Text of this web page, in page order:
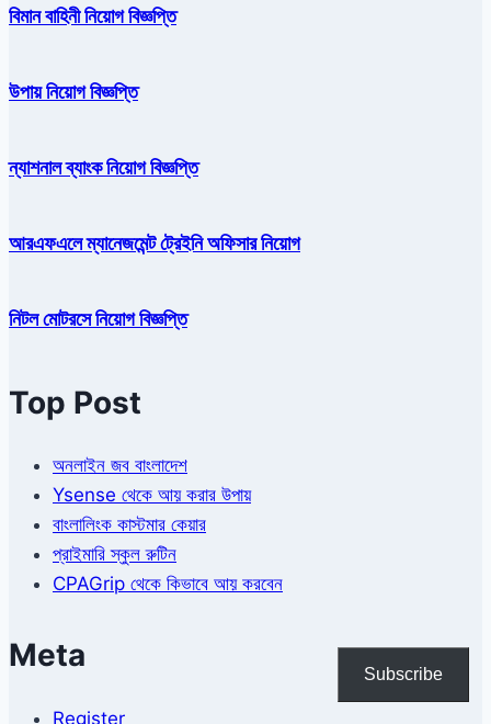
বিমান বাহিনী নিয়োগ বিজ্ঞপ্তি
উপায় নিয়োগ বিজ্ঞপ্তি
ন্যাশনাল ব্যাংক নিয়োগ বিজ্ঞপ্তি
আরএফএলে ম্যানেজমেন্ট ট্রেইনি অফিসার নিয়োগ
নিটল মোটরসে নিয়োগ বিজ্ঞপ্তি
Top Post
অনলাইন জব বাংলাদেশ
Ysense থেকে আয় করার উপায়
বাংলালিংক কাস্টমার কেয়ার
প্রাইমারি স্কুল রুটিন
CPAGrip থেকে কিভাবে আয় করবেন
Meta
Register
Subscribe